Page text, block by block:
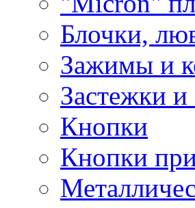
Блочки,
Зажимы и
Застежки и
Кнопки
Кнопки